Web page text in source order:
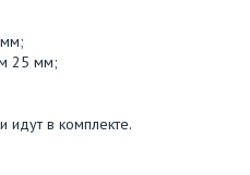
25 мм;
идут в комплекте.